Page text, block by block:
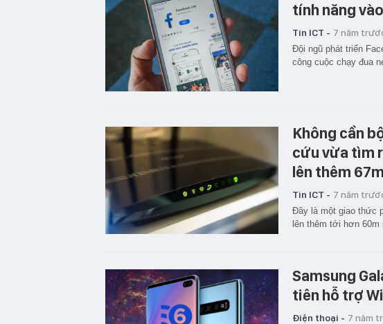
tính năng
Tin ICT - 7 năm
Đội ngũ phát triển
công cuộc chạy đua
Không cần
cứu vừa tìm
lên thêm
Tin ICT - 7 năm
Đây là một giao thức
lên thêm tới hơn
Samsung
tiên hỗ trợ
Điện thoại - 7 năm